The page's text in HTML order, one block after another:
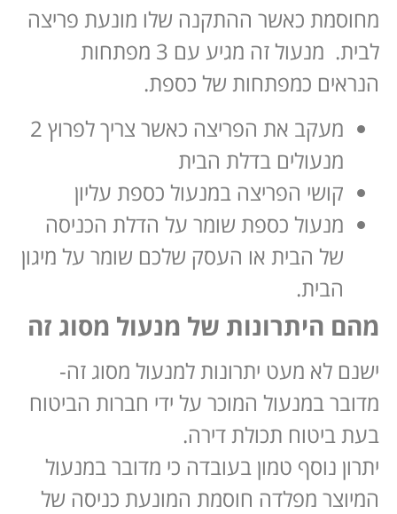
מחוסמת כאשר ההתקנה שלו מונעת פריצה
לבית. מנעול זה מגיע עם 3 מפתחות
הנראים כמפתחות של כספת.
מעקב את הפריצה כאשר צריך לפרוץ 2
מנעולים בדלת הבית
קושי הפריצה במנעול כספת עליון
מנעול כספת שומר על הדלת הכניסה
של הבית או העסק שלכם שומר על מיגון
הבית.
מהם היתרונות של מנעול מסוג זה
ישנם לא מעט יתרונות למנעול מסוג זה-
מדובר במנעול המוכר על ידי חברות הביטוח
בעת ביטוח תכולת דירה.
יתרון נוסף טמון בעובדה כי מדובר במנעול
המיוצר מפלדה חוסמת המונעת כניסה של